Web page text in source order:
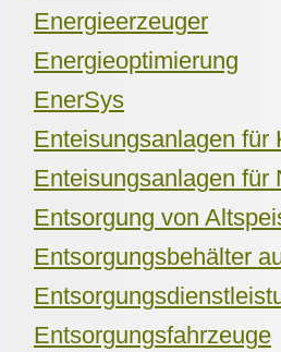
Energieerzeuger
Energieoptimierung
EnerSys
Enteisungsanlagen für
Enteisungsanlagen für
Entsorgung von
Entsorgungsbehälter
Entsorgungsfahrzeuge